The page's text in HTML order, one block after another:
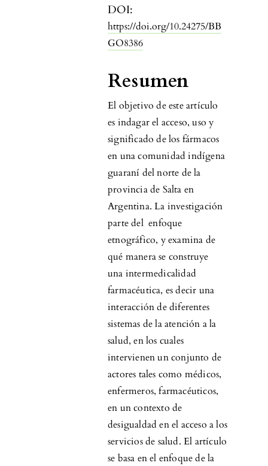
DOI:
https://doi.org/10.24275/BB
GO8386
Resumen
El objetivo de este artículo
es indagar el acceso, uso y
significado de los fármacos
en una comunidad indígena
guaraní del norte de la
provincia de Salta en
Argentina. La investigación
parte del enfoque
etnográfico, y examina de
qué manera se construye
una intermedicalidad
farmacéutica, es decir una
interacción de diferentes
sistemas de la atención a la
salud, en los cuales
intervienen un conjunto de
actores tales como médicos,
enfermeros, farmacéuticos,
en un contexto de
desigualdad en el acceso a los
servicios de salud. El artículo
se basa en el enfoque de la